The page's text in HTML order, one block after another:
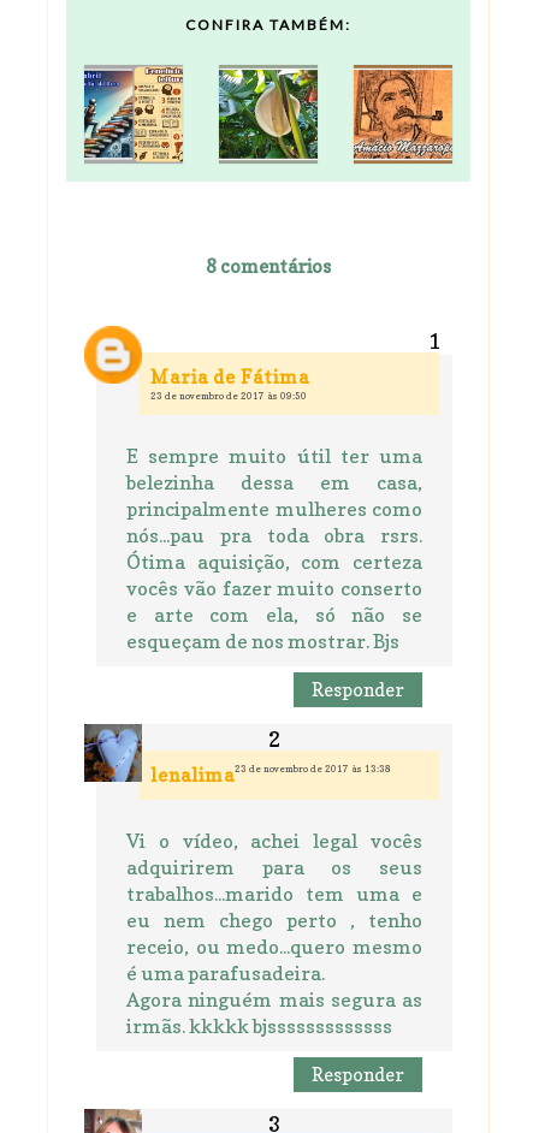
CONFIRA TAMBÉM:
8 comentários
Maria de Fátima
23 de novembro de 2017 às 09:50
E sempre muito útil ter uma
belezinha dessa em casa,
principalmente mulheres como
nós...pau pra toda obra rsrs.
Ótima aquisição, com certeza
vocês vão fazer muito conserto
e arte com ela, só não se
esqueçam de nos mostrar. Bjs
Responder
lenalima23 de novembro de 2017 às 13:38
Vi o vídeo, achei legal vocês
adquirirem para os seus
trabalhos...marido tem uma e
eu nem chego perto , tenho
receio, ou medo...quero mesmo
é uma parafusadeira.
Agora ninguém mais segura as
irmãs. kkkkk bjsssssssssssss
Responder